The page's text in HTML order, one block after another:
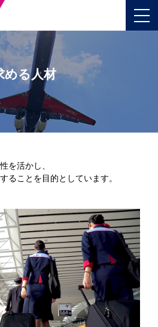
める人材
を活かし、
ることを目的としています。